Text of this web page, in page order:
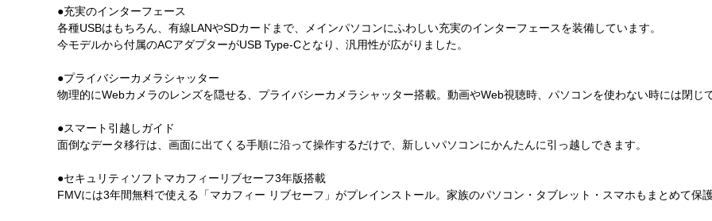
●充実のインターフェース
各種USBはもちろん、有線LANやSDカードまで、メインパソコンにふわしい充実のインターフェースを装備しています。
今モデルから付属のACアダプターがUSB Type-Cとなり、汎用性が広がりました。
●プライバシーカメラシャッター
物理的にWebカメラのレンズを隠せる、プライバシーカメラシャッター搭載。動画やWeb視聴時、パソコンを使わない時には閉じ
●スマート引越しガイド
面倒なデータ移行は、画面に出てくる手順に沿って操作するだけで、新しいパソコンにかんたんに引っ越しできます。
●セキュリティソフトマカフィーリブセーフ3年版搭載
FMVには3年間無料で使える「マカフィー リブセーフ」がプレインストール。家族のパソコン・タブレット・スマホもまとめて保護